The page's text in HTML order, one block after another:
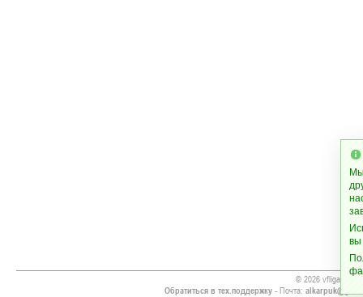
© 2026 vfliga.org
Обратиться в тех.поддержку- Почта:
вы